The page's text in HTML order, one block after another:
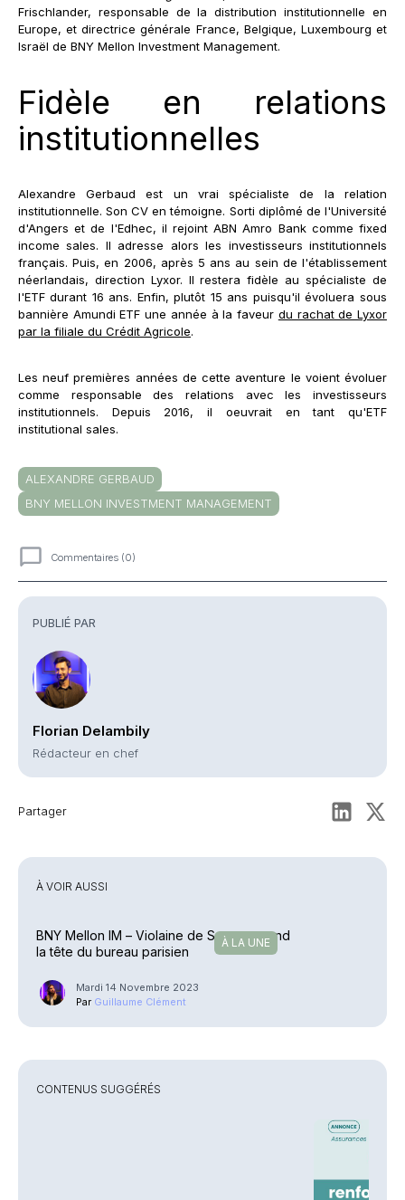
PUBLIÉ PAR
Florian Delambily
Rédacteur en chef
Partager
Frischlander, responsable de la distribution institutionnelle en
Europe, et directrice générale France, Belgique, Luxembourg et
Israël de BNY Mellon Investment Management.
Fidèle en relations
institutionnelles
Alexandre Gerbaud est un vrai spécialiste de la relation
institutionnelle. Son CV en témoigne. Sorti diplômé de l'Université
d'Angers et de l'Edhec, il rejoint ABN Amro Bank comme fixed
income sales. Il adresse alors les investisseurs institutionnels
français. Puis, en 2006, après 5 ans au sein de l'établissement
néerlandais, direction Lyxor. Il restera fidèle au spécialiste de
l'ETF durant 16 ans. Enfin, plutôt 15 ans puisqu'il évoluera sous
bannière Amundi ETF une année à la faveur du rachat de Lyxor
par la filiale du Crédit Agricole.
Les neuf premières années de cette aventure le voient évoluer
comme responsable des relations avec les investisseurs
institutionnels. Depuis 2016, il oeuvrait en tant qu'ETF
institutional sales.
ALEXANDRE GERBAUD
BNY MELLON INVESTMENT MANAGEMENT
Commentaires (0)
À VOIR AUSSI
À LA UNE
BNY Mellon IM – Violaine de Serrant prend
la tête du bureau parisien
Mardi 14 Novembre 2023
Par Guillaume Clément
CONTENUS SUGGÉRÉS